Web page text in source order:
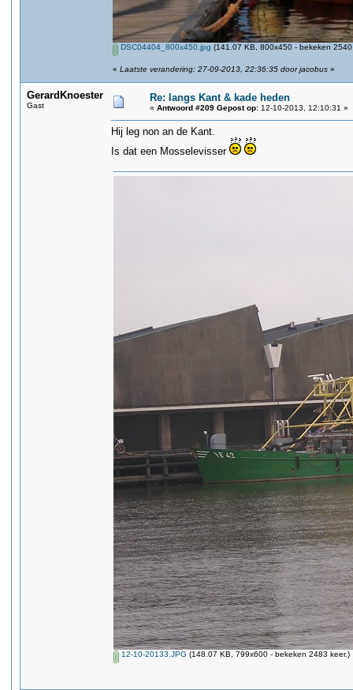
DSC04404_800x450.jpg (141.07 KB, 800x450 - bekeken 2540
« Laatste verandering: 27-09-2013, 22:36:35 door jacobus »
GerardKnoester
Gast
Re: langs Kant & kade heden
« Antwoord #209 Gepost op: 12-10-2013, 12:10:31 »
Hij leg non an de Kant.
Is dat een Mosselevisser
12-10-20133.JPG (148.07 KB, 799x600 - bekeken 2483 keer.)